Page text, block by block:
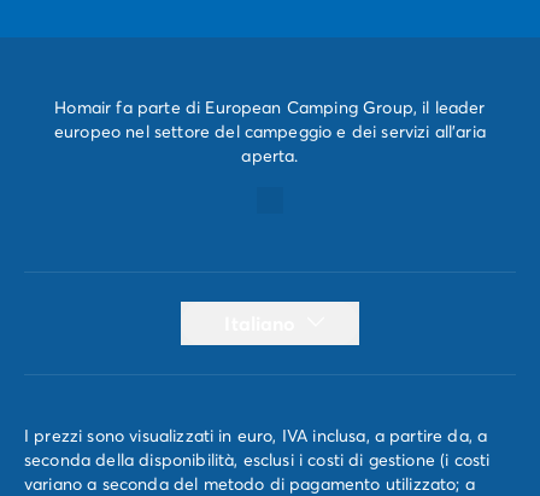
Homair fa parte di European Camping Group, il leader
europeo nel settore del campeggio e dei servizi all'aria
aperta.
I prezzi sono visualizzati in euro, IVA inclusa, a partire da, a
seconda della disponibilità, esclusi i costi di gestione (i costi
variano a seconda del metodo di pagamento utilizzato; a